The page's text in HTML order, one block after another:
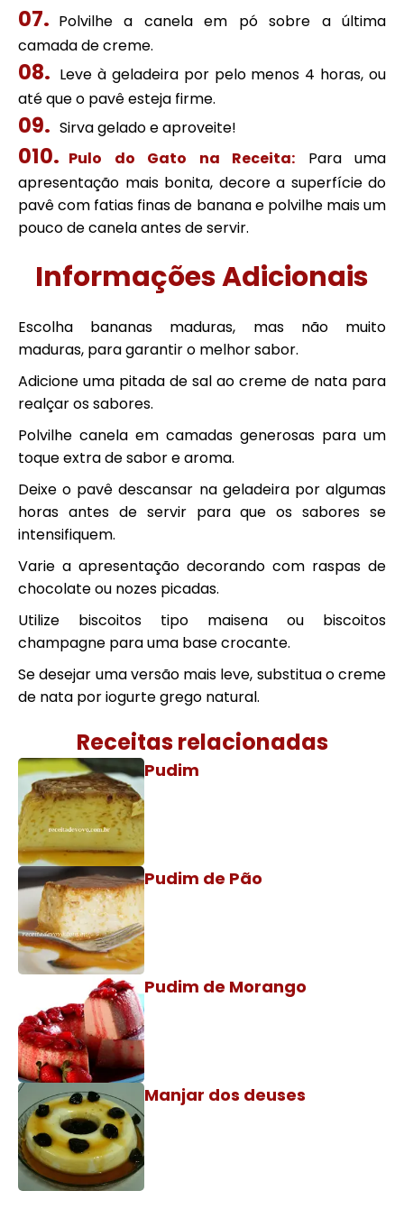
Polvilhe a canela em pó sobre a última
camada de creme.
Leve à geladeira por pelo menos 4 horas, ou
até que o pavê esteja firme.
Sirva gelado e aproveite!
Pulo do Gato na Receita: Para uma
apresentação mais bonita, decore a superfície do
pavê com fatias finas de banana e polvilhe mais um
pouco de canela antes de servir.
Informações Adicionais
Escolha bananas maduras, mas não muito
maduras, para garantir o melhor sabor.
Adicione uma pitada de sal ao creme de nata para
realçar os sabores.
Polvilhe canela em camadas generosas para um
toque extra de sabor e aroma.
Deixe o pavê descansar na geladeira por algumas
horas antes de servir para que os sabores se
intensifiquem.
Varie a apresentação decorando com raspas de
chocolate ou nozes picadas.
Utilize biscoitos tipo maisena ou biscoitos
champagne para uma base crocante.
Se desejar uma versão mais leve, substitua o creme
de nata por iogurte grego natural.
Receitas relacionadas
Pudim
Pudim de Pão
Pudim de Morango
Manjar dos deuses